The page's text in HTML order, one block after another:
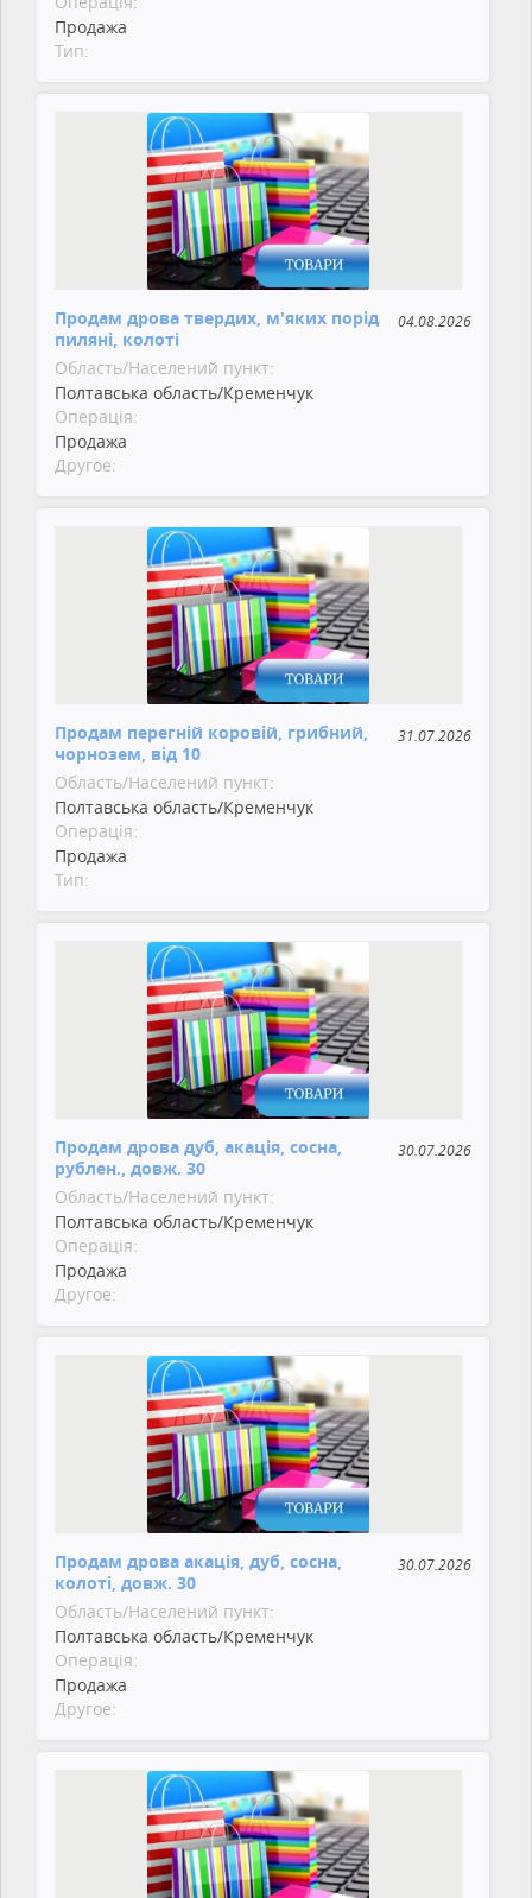
Продажа
Тип:
Продам дрова твердих, м'яких порід
пиляні, колоті
04.08.2026
Область/Населений пункт:
Полтавська область/Кременчук
Операція:
Продажа
Другое:
Продам перегній коровій, грибний,
чорнозем, від 10
31.07.2026
Область/Населений пункт:
Полтавська область/Кременчук
Операція:
Продажа
Тип:
Продам дрова дуб, акація, сосна,
рублен., довж. 30
30.07.2026
Область/Населений пункт:
Полтавська область/Кременчук
Операція:
Продажа
Другое:
Продам дрова акація, дуб, сосна,
колоті, довж. 30
30.07.2026
Область/Населений пункт:
Полтавська область/Кременчук
Операція:
Продажа
Другое: